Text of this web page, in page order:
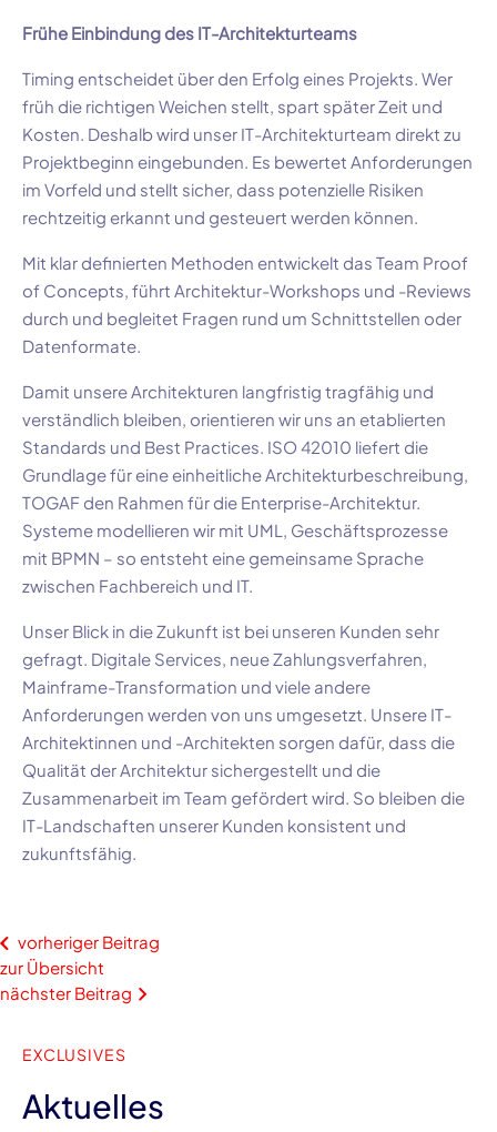
Frühe Einbindung des IT-Architekturteams
Timing entscheidet über den Erfolg eines Projekts. Wer
früh die richtigen Weichen stellt, spart später Zeit und
Kosten. Deshalb wird unser IT-Architekturteam direkt zu
Projektbeginn eingebunden. Es bewertet Anforderungen
im Vorfeld und stellt sicher, dass potenzielle Risiken
rechtzeitig erkannt und gesteuert werden können.
Mit klar definierten Methoden entwickelt das Team Proof
of Concepts, führt Architektur-Workshops und -Reviews
durch und begleitet Fragen rund um Schnittstellen oder
Datenformate.
Damit unsere Architekturen langfristig tragfähig und
verständlich bleiben, orientieren wir uns an etablierten
Standards und Best Practices. ISO 42010 liefert die
Grundlage für eine einheitliche Architekturbeschreibung,
TOGAF den Rahmen für die Enterprise-Architektur.
Systeme modellieren wir mit UML, Geschäftsprozesse
mit BPMN – so entsteht eine gemeinsame Sprache
zwischen Fachbereich und IT.
Unser Blick in die Zukunft ist bei unseren Kunden sehr
gefragt. Digitale Services, neue Zahlungsverfahren,
Mainframe-Transformation und viele andere
Anforderungen werden von uns umgesetzt. Unsere IT-
Architektinnen und -Architekten sorgen dafür, dass die
Qualität der Architektur sichergestellt und die
Zusammenarbeit im Team gefördert wird. So bleiben die
IT-Landschaften unserer Kunden konsistent und
zukunftsfähig.
vorheriger Beitrag
zur Übersicht
nächster Beitrag
EXCLUSIVES
Aktuelles